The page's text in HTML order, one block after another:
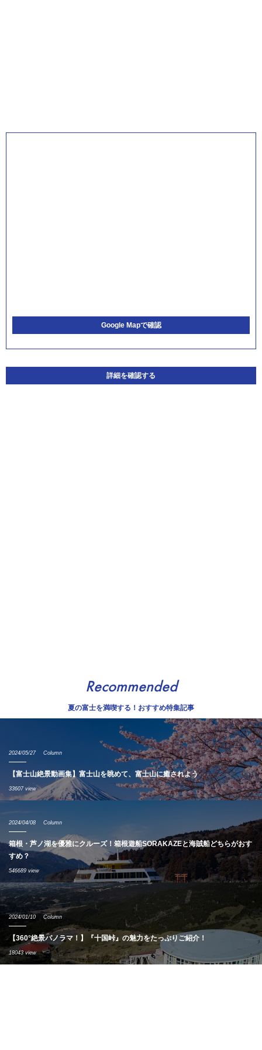
Google Mapで確認
詳細を確認する
Recommended
夏の富士を満喫する！おすすめ特集記事
2024/05/27 Column
【富士山絶景動画集】富士山を眺めて、富士山に癒されよう
33607 view
2024/04/08 Column
箱根・芦ノ湖を優雅にクルーズ！箱根遊船SORAKAZEと海賊船どちらがおす
すめ？
546689 view
2024/01/10 Column
【360°絶景パノラマ！】『十国峠』の魅力をたっぷりご紹介！
18043 view